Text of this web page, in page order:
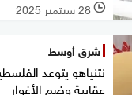
l 28 سبتمبر 2025
شرق أوسط
نتنياهو يتوعد
عقابية وضم الأغوار